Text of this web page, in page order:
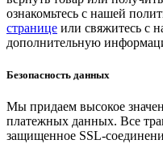
ознакомьтесь с нашей
странице или свяжитесь с
дополнительную
Безопасность данных
Мы придаем высокое
платежных данных. Все
защищенное SSL-